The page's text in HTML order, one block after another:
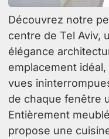
Découvrez notre
centre de Tel Aviv,
élégance
emplacement
vues
de chaque fenêtre
Entièrement
propose une